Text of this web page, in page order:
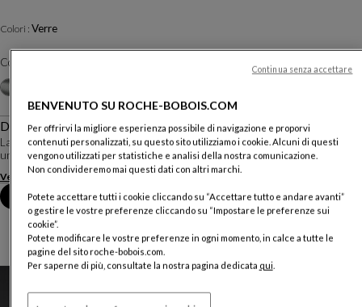
Colori : Verre
Colore :
Descrizione
La collezione di vasi No Limit ci immerge, con i suoi pesci in porcellana, in un
universo giapponese immaginato da Vanessa Mitrani.
Vedere di più Scaricare la scheda tecnica
Fissare un appuntamento in negozio
BENVENUTO SU ROCHE-BOBOIS.COM
Per offrirvi la migliore esperienza possibile di navigazione e proporvi
contenuti personalizzati, su questo sito utilizziamo i cookie. Alcuni di questi
vengono utilizzati per statistiche e analisi della nostra comunicazione.
Non condivideremo mai questi dati con altri marchi.
Potete accettare tutti i cookie cliccando su “Accettare tutto e andare avanti”
o gestire le vostre preferenze cliccando su “Impostare le preferenze sui
cookie”.
Potete modificare le vostre preferenze in ogni momento, in calce a tutte le
pagine del sito roche-bobois.com.
Per saperne di più, consultate la nostra pagina dedicata qui
Continua senza accettare